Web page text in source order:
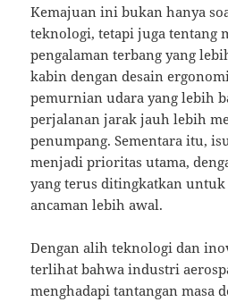
Kemajuan ini bukan hanya
teknologi, tetapi juga tentang
pengalaman terbang yang
kabin dengan desain
pemurnian udara yang lebih
perjalanan jarak jauh lebih
penumpang. Sementara itu,
menjadi prioritas utama,
yang terus ditingkatkan
ancaman lebih awal.
Dengan alih teknologi dan
terlihat bahwa industri
menghadapi tantangan masa